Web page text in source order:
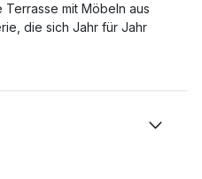
mit Möbeln aus
die sich Jahr für Jahr